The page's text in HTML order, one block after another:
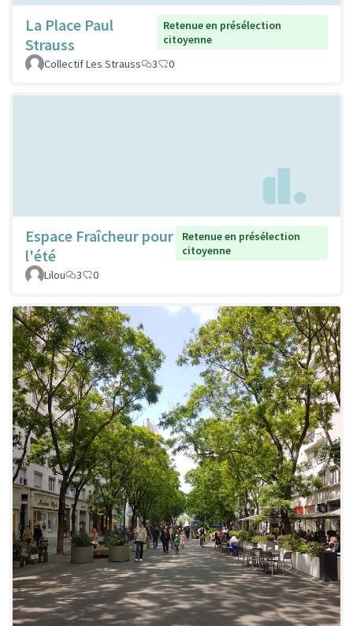
La Place Paul
Strauss
Retenue en présélection
citoyenne
Collectif Les Strauss
3 0
Espace Fraîcheur pour
l'été
Retenue en présélection
citoyenne
Lilou
3 0